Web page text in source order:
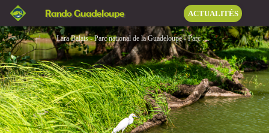
Rando Guadeloupe ACTUALITÉS
Lara Balais - Parc national de la Guadeloupe - Parc aquacole - aigrette